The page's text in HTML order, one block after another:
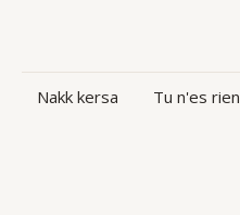
Nakk kersa Tu n'es rien